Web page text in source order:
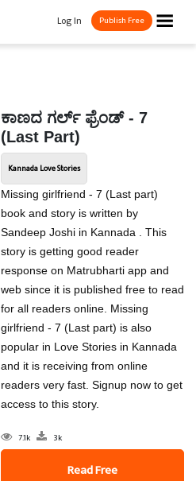
☰
Log In Publish Free
ಕಾಣದ ಗರ್ಲ್ ಫ್ರೆಂಡ್ - 7
(Last Part)
Kannada Love Stories
Missing girlfriend - 7 (Last part)
book and story is written by
Sandeep Joshi in Kannada . This
story is getting good reader
response on Matrubharti app and
web since it is published free to read
for all readers online. Missing
girlfriend - 7 (Last part) is also
popular in Love Stories in Kannada
and it is receiving from online
readers very fast. Signup now to get
access to this story.
7.1k 3k
Read Free